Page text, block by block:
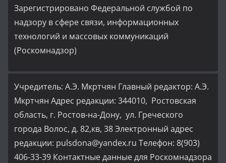
Зарегистрировано Федеральной службой по
надзору в сфере связи, информационных
технологий и массовых коммуникаций
(Роскомнадзор)
Учредитель: А.Э. Мкртчян Главный редактор: А.Э.
Мкртчян Адрес редакции: 344010, Ростовская
область, г. Ростов-на-Дону, ул. Греческого
города Волос, д. 82,кв, 38 Электронный адрес
редакции: pulsdona@yandex.ru Телефон: 8(903)
406-33-39 Контактные данные для Роскомнадзора